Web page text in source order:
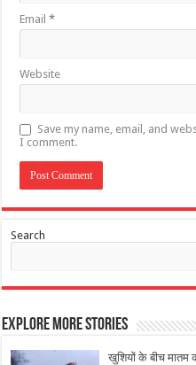
Email*
Website
Save my name, email, and
I comment.
Search
Explore More Stories
खुशियों के बीच मातम